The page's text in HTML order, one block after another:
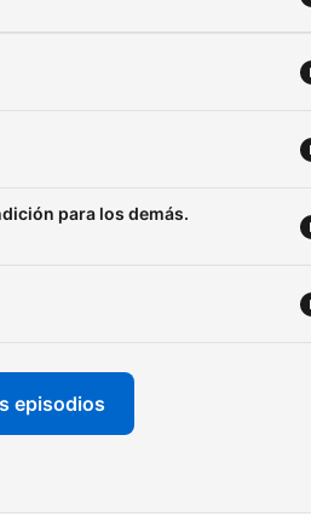
para los demás.
episodios